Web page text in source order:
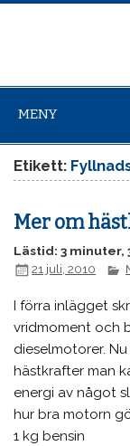
MENY
Etikett:
Mer om
Lästid: 3 minuter,
21 juli, 2010
I förra inlägget
vridmoment och
dieselmotorer.
hästkrafter man
energi av något
hur bra motorn
1 kg bensin